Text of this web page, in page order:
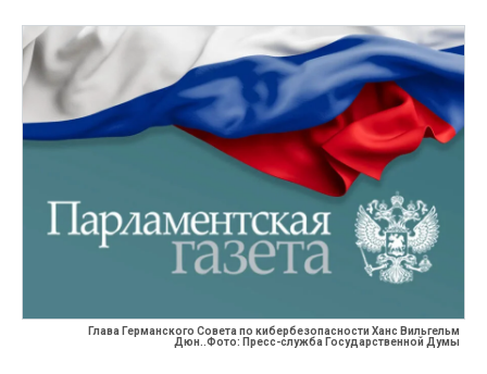
Глава Германского Совета по кибербезопасности Ханс Вильгельм
Дюн..Фото: Пресс-служба Государственной Думы